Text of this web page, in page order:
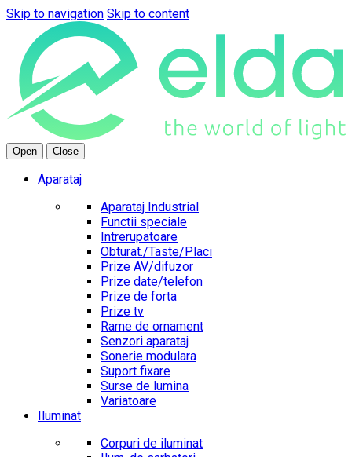
Skip to navigation Skip to content
Open Close
Aparataj
Aparataj Industrial
Functii speciale
Intrerupatoare
Obturat./Taste/Placi
Prize AV/difuzor
Prize date/telefon
Prize de forta
Prize tv
Rame de ornament
Senzori aparataj
Sonerie modulara
Suport fixare
Surse de lumina
Variatoare
Iluminat
Corpuri de iluminat